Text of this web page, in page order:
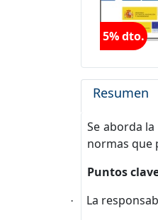
5% dto.
Resumen
Se aborda
normas que
Puntos
· La